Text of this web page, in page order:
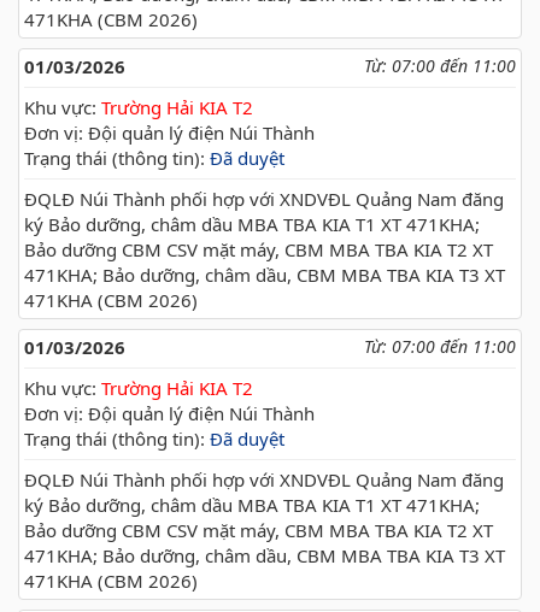
471KHA (CBM 2026)
01/03/2026
Từ: 07:00 đến 11:00
Khu vực: Trường Hải KIA T2
Đơn vị: Đội quản lý điện Núi Thành
Trạng thái (thông tin): Đã duyệt
ĐQLĐ Núi Thành phối hợp với XNDVĐL Quảng Nam đăng
ký Bảo dưỡng, châm dầu MBA TBA KIA T1 XT 471KHA;
Bảo dưỡng CBM CSV mặt máy, CBM MBA TBA KIA T2 XT
471KHA; Bảo dưỡng, châm dầu, CBM MBA TBA KIA T3 XT
471KHA (CBM 2026)
01/03/2026
Từ: 07:00 đến 11:00
Khu vực: Trường Hải KIA T2
Đơn vị: Đội quản lý điện Núi Thành
Trạng thái (thông tin): Đã duyệt
ĐQLĐ Núi Thành phối hợp với XNDVĐL Quảng Nam đăng
ký Bảo dưỡng, châm dầu MBA TBA KIA T1 XT 471KHA;
Bảo dưỡng CBM CSV mặt máy, CBM MBA TBA KIA T2 XT
471KHA; Bảo dưỡng, châm dầu, CBM MBA TBA KIA T3 XT
471KHA (CBM 2026)